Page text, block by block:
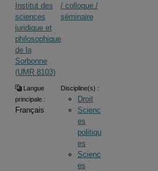
Institut des
sciences
juridique et
philosophique
de la
Sorbonne
(UMR 8103)
/ colloque /
séminaire
Langue
principale :
Français
Discipline(s) :
Droit
Scienc
es
politiqu
es
Scienc
es